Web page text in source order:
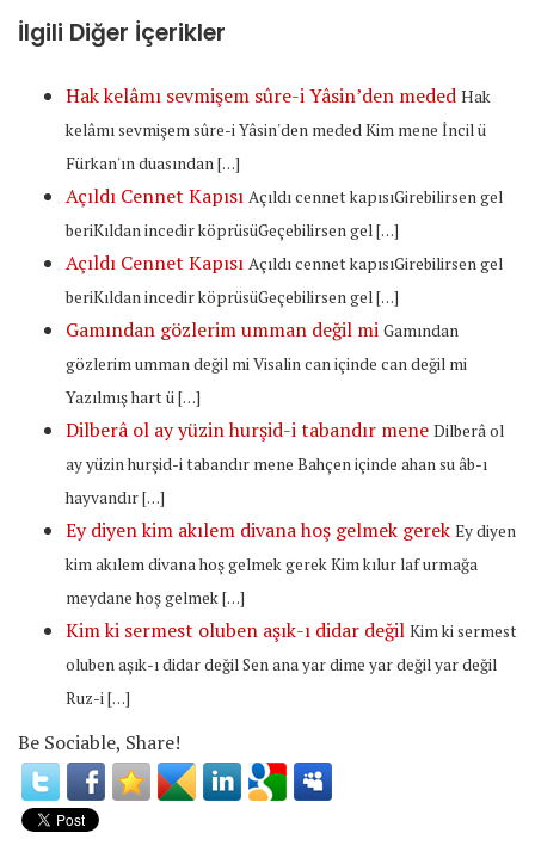
İlgili Diğer İçerikler
Hak kelâmı sevmişem sûre-i Yâsin’den meded Hak
kelâmı sevmişem sûre-i Yâsin'den meded Kim mene İncil ü
Fürkan'ın duasından […]
Açıldı Cennet Kapısı Açıldı cennet kapısıGirebilirsen gel
beriKıldan incedir köprüsüGeçebilirsen gel […]
Açıldı Cennet Kapısı Açıldı cennet kapısıGirebilirsen gel
beriKıldan incedir köprüsüGeçebilirsen gel […]
Gamından gözlerim umman değil mi Gamından
gözlerim umman değil mi Visalin can içinde can değil mi
Yazılmış hart ü […]
Dilberâ ol ay yüzin hurşid-i tabandır mene Dilberâ ol
ay yüzin hurşid-i tabandır mene Bahçen içinde ahan su âb-ı
hayvandır […]
Ey diyen kim akılem divana hoş gelmek gerek Ey diyen
kim akılem divana hoş gelmek gerek Kim kılur laf urmağa
meydane hoş gelmek […]
Kim ki sermest oluben aşık-ı didar değil Kim ki sermest
oluben aşık-ı didar değil Sen ana yar dime yar değil yar değil
Ruz-i […]
Be Sociable, Share!